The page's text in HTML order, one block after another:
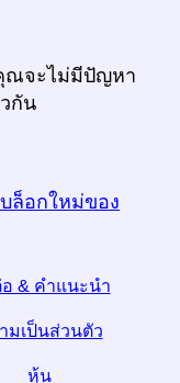
ณจะไม่มีปัญหา
กัน
บล็อกใหม่ของ
& คำแนะนำ
มเป็นส่วนตัว
หุ้น